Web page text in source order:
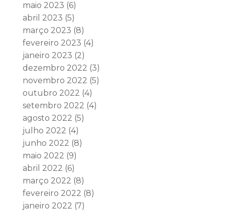
maio 2023 (6)
abril 2023 (5)
março 2023 (8)
fevereiro 2023 (4)
janeiro 2023 (2)
dezembro 2022 (3)
novembro 2022 (5)
outubro 2022 (4)
setembro 2022 (4)
agosto 2022 (5)
julho 2022 (4)
junho 2022 (8)
maio 2022 (9)
abril 2022 (6)
março 2022 (8)
fevereiro 2022 (8)
janeiro 2022 (7)